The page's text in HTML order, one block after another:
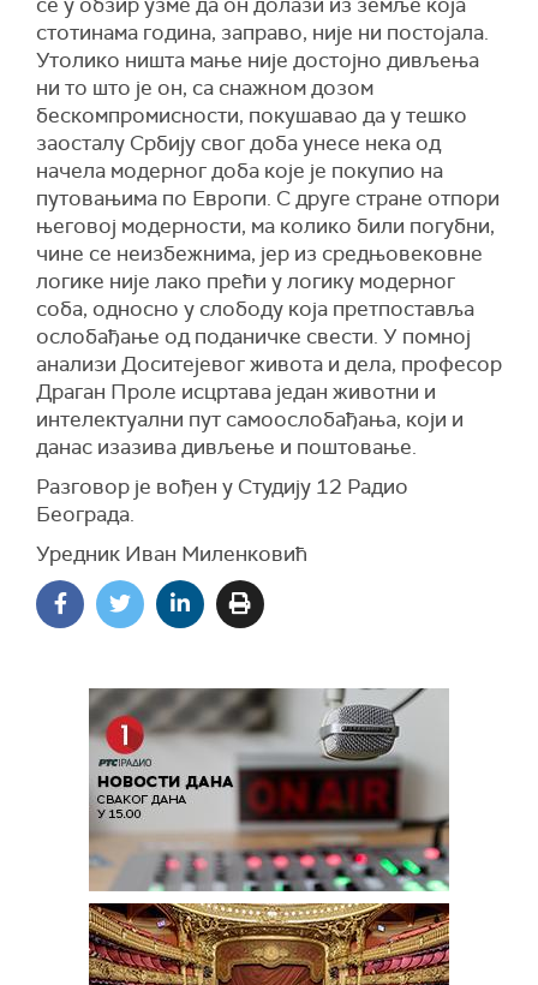
стотинама година, заправо, није ни постојала.
Утолико ништа мање није достојно дивљења
ни то што је он, са снажном дозом
бескомпромисности, покушавао да у тешко
заосталу Србију свог доба унесе нека од
начела модерног доба које је покупио на
путовањима по Европи. С друге стране отпори
његовој модерности, ма колико били погубни,
чине се неизбежнима, јер из средњовековне
логике није лако прећи у логику модерног
соба, односно у слободу која претпоставља
ослобађање од поданичке свести. У помној
анализи Доситејевог живота и дела, професор
Драган Проле исцртава један животни и
интелектуални пут самоослобађања, који и
данас изазива дивљење и поштовање.
Разговор је вођен у Студију 12 Радио
Београда.
Уредник Иван Миленковић